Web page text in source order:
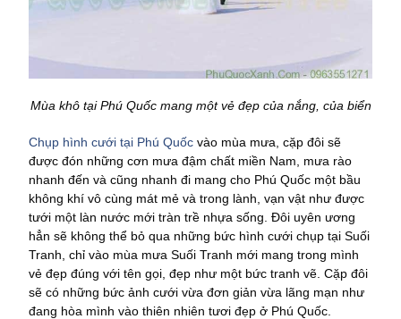
Mùa khô tại Phú Quốc mang một vẻ đẹp của nắng, của biển
Chụp hình cưới tại Phú Quốc vào mùa mưa, cặp đôi sẽ
được đón những cơn mưa đậm chất miền Nam, mưa rào
nhanh đến và cũng nhanh đi mang cho Phú Quốc một bầu
không khí vô cùng mát mẻ và trong lành, vạn vật như được
tưới một làn nước mới tràn trề nhựa sống. Đôi uyên ương
hẳn sẽ không thể bỏ qua những bức hình cưới chụp tại Suối
Tranh, chỉ vào mùa mưa Suối Tranh mới mang trong mình
vẻ đẹp đúng với tên gọi, đẹp như một bức tranh vẽ. Cặp đôi
sẽ có những bức ảnh cưới vừa đơn giản vừa lãng mạn như
đang hòa mình vào thiên nhiên tươi đẹp ở Phú Quốc.